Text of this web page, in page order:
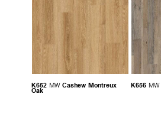
K652 MW Cashew Montreux
Oak
K656 MW